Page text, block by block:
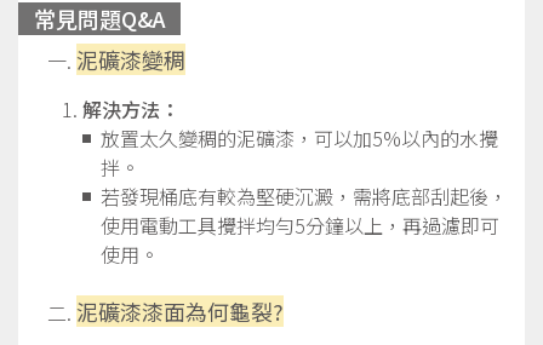
常見問題Q&A
泥礦漆變稠
解決方法：
放置太久變稠的泥礦漆，可以加5%以內的水攪
拌。
若發現桶底有較為堅硬沉澱，需將底部刮起後，
使用電動工具攪拌均勻5分鐘以上，再過濾即可
使用。
泥礦漆漆面為何龜裂?